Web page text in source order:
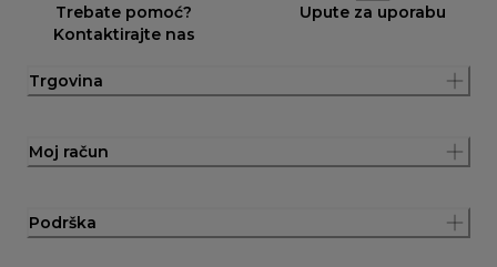
Trebate pomoć?
Kontaktirajte nas
Upute za uporabu
Trgovina
Moj račun
Podrška